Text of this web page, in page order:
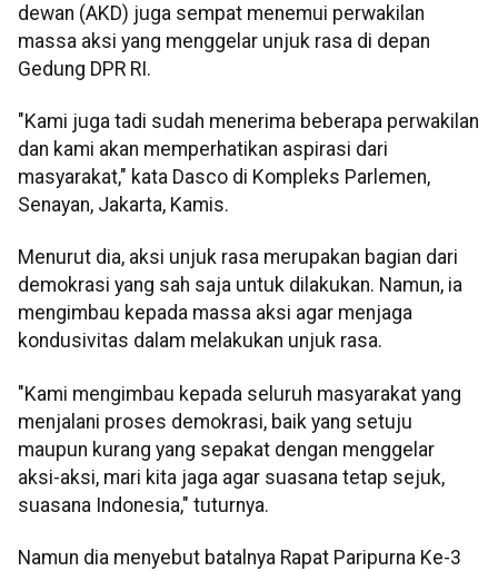
dewan (AKD) juga sempat menemui perwakilan
massa aksi yang menggelar unjuk rasa di depan
Gedung DPR RI.
"Kami juga tadi sudah menerima beberapa perwakilan
dan kami akan memperhatikan aspirasi dari
masyarakat," kata Dasco di Kompleks Parlemen,
Senayan, Jakarta, Kamis.
Menurut dia, aksi unjuk rasa merupakan bagian dari
demokrasi yang sah saja untuk dilakukan. Namun, ia
mengimbau kepada massa aksi agar menjaga
kondusivitas dalam melakukan unjuk rasa.
"Kami mengimbau kepada seluruh masyarakat yang
menjalani proses demokrasi, baik yang setuju
maupun kurang yang sepakat dengan menggelar
aksi-aksi, mari kita jaga agar suasana tetap sejuk,
suasana Indonesia," tuturnya.
Namun dia menyebut batalnya Rapat Paripurna Ke-3